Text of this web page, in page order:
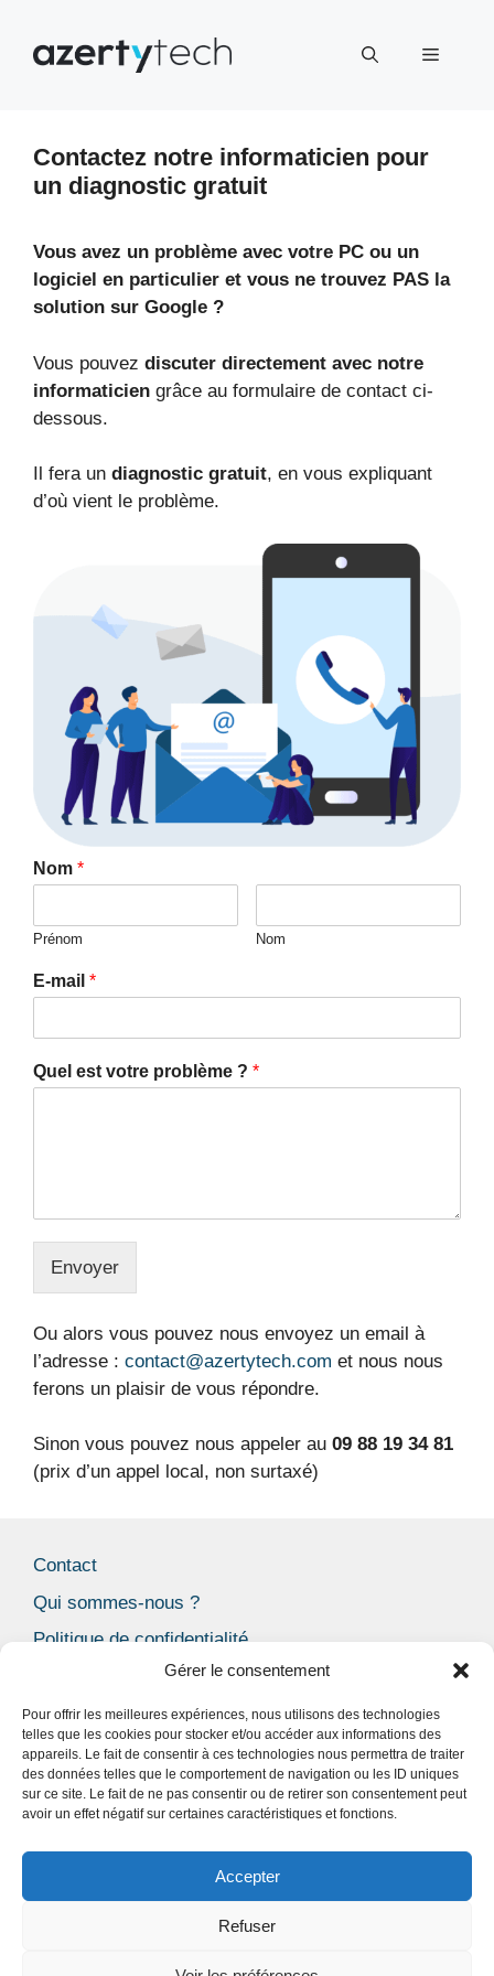
Gérer le consentement
Pour offrir les meilleures expériences, nous utilisons des technologies
telles que les cookies pour stocker et/ou accéder aux informations des
appareils. Le fait de consentir à ces technologies nous permettra de traiter
des données telles que le comportement de navigation ou les ID uniques
sur ce site. Le fait de ne pas consentir ou de retirer son consentement peut
avoir un effet négatif sur certaines caractéristiques et fonctions.
Accepter
Refuser
contenu
Menu
Contactez notre informaticien pour
un diagnostic gratuit
Vous avez un problème avec votre PC ou un
logiciel en particulier et vous ne trouvez PAS la
solution sur Google ?
Vous pouvez discuter directement avec notre
informaticien grâce au formulaire de contact ci-
dessous.
Il fera un diagnostic gratuit, en vous expliquant
d’où vient le problème.
Nom *
Prénom Nom
E-mail *
Quel est votre problème ? *
Envoyer
Ou alors vous pouvez nous envoyez un email à
l’adresse : contact@azertytech.com et nous nous
ferons un plaisir de vous répondre.
Sinon vous pouvez nous appeler au 09 88 19 34 81
(prix d’un appel local, non surtaxé)
Contact
Qui sommes-nous ?
Politique de confidentialité
Mentions Légales
CGU
Politique de cookies (UE)
Blog
Facebook